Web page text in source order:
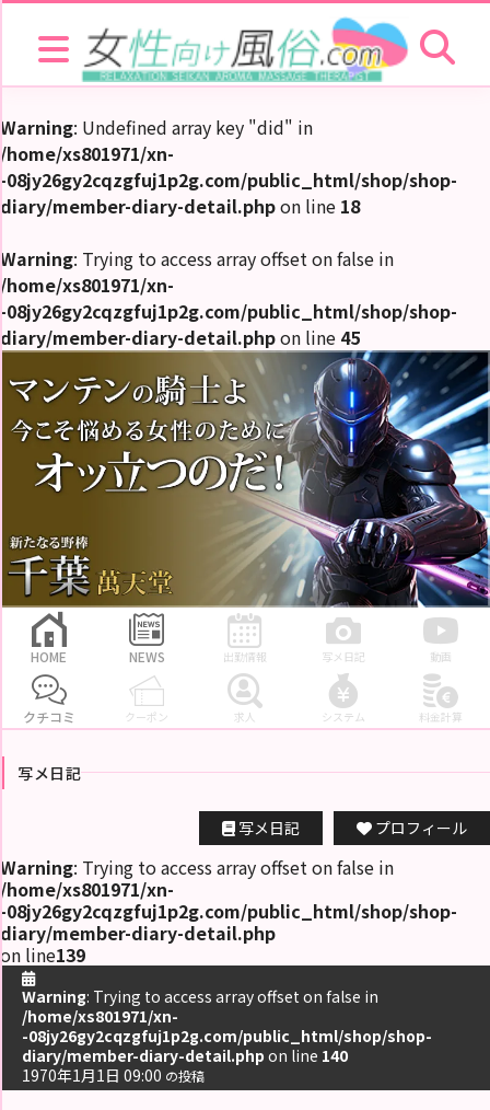
Warning: Undefined array key "did" in
/home/xs801971/xn-
-08jy26gy2cqzgfuj1p2g.com/public_html/shop/shop-
diary/member-diary-detail.phpon line 18
Warning: Trying to access array offset on false in
/home/xs801971/xn-
-08jy26gy2cqzgfuj1p2g.com/public_html/shop/shop-
diary/member-diary-detail.phpon line 45
HOME NEWS 出勤情報 写メ日記 動画
クチコミ クーポン 求人 システム 料金計算
写メ日記
写メ日記 プロフィール
Warning: Trying to access array offset on false in
/home/xs801971/xn-
-08jy26gy2cqzgfuj1p2g.com/public_html/shop/shop-
diary/member-diary-detail.php
on line139
Warning: Trying to access array offset on false in
/home/xs801971/xn-
-08jy26gy2cqzgfuj1p2g.com/public_html/shop/shop-
diary/member-diary-detail.php on line 140
1970年1月1日 09:00 の投稿
お
店
を
探
す
ピ
ス
ト
お
店
ラ
キ
ン
グ
セ
ラ
ト
ラ
キ
ン
グ
出
勤
情
報
割
ク
ー
ク
チ
コ
ミ
動
画
求
人
情
報